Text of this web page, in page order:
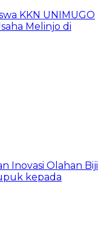
KKN UNIMUGO
Melinjo di
Inovasi Olahan Biji
kepada